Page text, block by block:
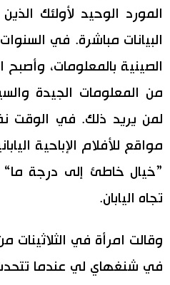
المورد الوحيد لأولئك
البيانات مباشرة. في
الصينية بالمعلومات،
من المعلومات الجيدة
لمن يريد ذلك. في الوقت
مواقع للأفلام الإباحية
”خيال خاطئ إلى درجة ما“
تجاه اليابان.
وقالت امرأة في
في شنغهاي لي عندما تتحدث